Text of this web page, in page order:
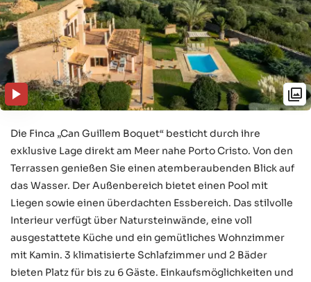
Die Finca „Can Guillem Boquet“ besticht durch ihre
exklusive Lage direkt am Meer nahe Porto Cristo. Von den
Terrassen genießen Sie einen atemberaubenden Blick auf
das Wasser. Der Außenbereich bietet einen Pool mit
Liegen sowie einen überdachten Essbereich. Das stilvolle
Interieur verfügt über Natursteinwände, eine voll
ausgestattete Küche und ein gemütliches Wohnzimmer
mit Kamin. 3 klimatisierte Schlafzimmer und 2 Bäder
bieten Platz für bis zu 6 Gäste. Einkaufsmöglichkeiten und